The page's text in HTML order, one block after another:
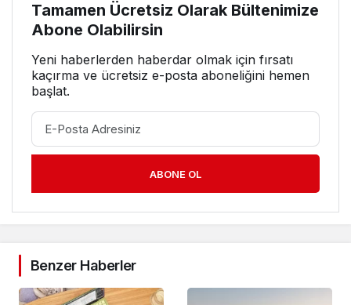
Tamamen Ücretsiz Olarak Bültenimize
Abone Olabilirsin
Yeni haberlerden haberdar olmak için fırsatı
kaçırma ve ücretsiz e-posta aboneliğini hemen
başlat.
ABONE OL
Benzer Haberler